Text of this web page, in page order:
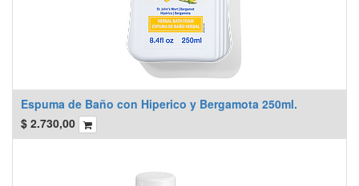
Espuma de Baño con Hiperico y Bergamota 250ml.
$ 2.730,00